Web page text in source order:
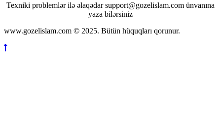
Texniki problemlər ilə əlaqədar support@gozelislam.com ünvanına
yaza bilərsiniz
www.gozelislam.com © 2025. Bütün hüquqları qorunur.